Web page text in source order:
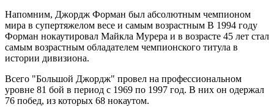
Напомним, Джордж Форман был абсолютным чемпионом
мира в супертяжелом весе и самым возрастным В 1994 году
Форман нокаутировал Майкла Мурера и в возрасте 45 лет стал
самым возрастным обладателем чемпионского титула в
истории дивизиона.
Всего "Большой Джордж" провел на профессиональном
уровне 81 бой в период с 1969 по 1997 год. В них он одержал
76 побед, из которых 68 нокаутом.